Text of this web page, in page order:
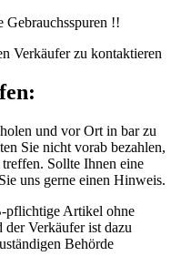
!!
Verkäufer zu kontaktieren
und vor Ort in bar zu
Sie nicht vorab bezahlen,
Sollte Ihnen eine
uns gerne einen Hinweis.
pflichtige Artikel ohne
Verkäufer ist dazu
Behörde